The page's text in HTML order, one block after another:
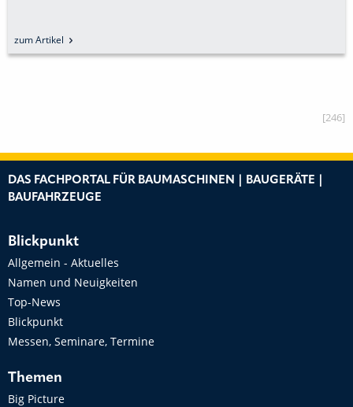
zum Artikel
[246]
DAS FACHPORTAL FÜR BAUMASCHINEN | BAUGERÄTE |
BAUFAHRZEUGE
Blickpunkt
Allgemein - Aktuelles
Namen und Neuigkeiten
Top-News
Blickpunkt
Messen, Seminare, Termine
Themen
Big Picture